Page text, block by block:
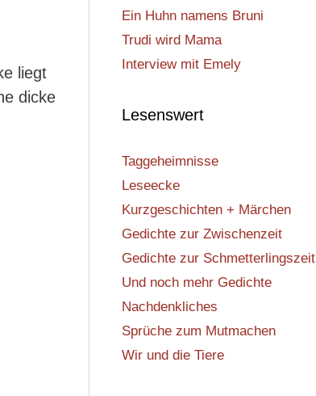
liegt
dicke
Ein Huhn namens Bruni
Trudi wird Mama
Interview mit Emely
Lesenswert
Taggeheimnisse
Leseecke
Kurzgeschichten + Märchen
Gedichte zur Zwischenzeit
Gedichte zur Schmetterlingszeit
Und noch mehr Gedichte
Nachdenkliches
Sprüche zum Mutmachen
Wir und die Tiere